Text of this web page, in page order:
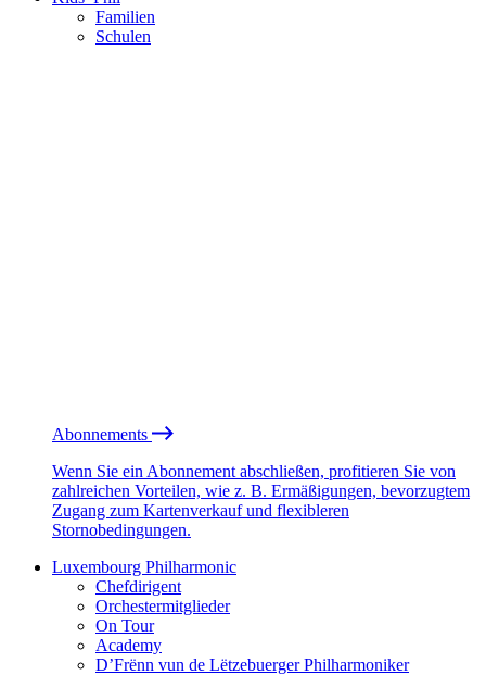
Familien
Schulen
Abonnements
Wenn Sie ein Abonnement abschließen, profitieren Sie von
zahlreichen Vorteilen, wie z. B. Ermäßigungen, bevorzugtem
Zugang zum Kartenverkauf und flexibleren
Stornobedingungen.
Luxembourg Philharmonic
Chefdirigent
Orchestermitglieder
On Tour
Academy
D’Frënn vun de Lëtzebuerger Philharmoniker